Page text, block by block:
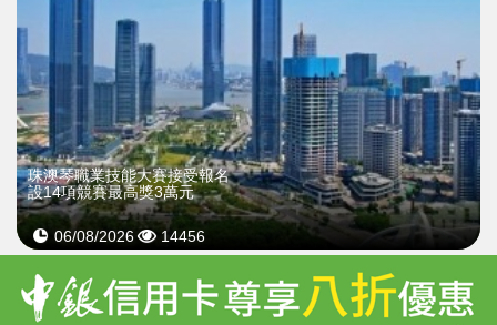
珠澳琴職業技能大賽接受報名
設14項競賽最高獎3萬元
06/08/2026 14456